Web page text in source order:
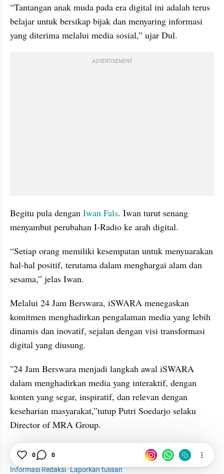
“Tantangan anak muda pada era digital ini adalah terus
belajar untuk bersikap bijak dan menyaring informasi
yang diterima melalui media sosial,” ujar Dul.
ADVERTISEMENT
Begitu pula dengan Iwan Fals. Iwan turut senang
menyambut perubahan I-Radio ke arah digital.
“Setiap orang memiliki kesempatan untuk menyuarakan
hal-hal positif, terutama dalam menghargai alam dan
sesama,” jelas Iwan.
Melalui 24 Jam Berswara, iSWARA menegaskan
komitmen menghadirkan pengalaman media yang lebih
dinamis dan inovatif, sejalan dengan visi transformasi
digital yang diusung.
"24 Jam Berswara menjadi langkah awal iSWARA
dalam menghadirkan media yang interaktif, dengan
konten yang segar, inspiratif, dan relevan dengan
keseharian masyarakat,”tutup Putri Soedarjo selaku
Director of MRA Group.
Hiburan
Iwan Fals
Informasi Redaksi·Laporkan tulisan
0 0